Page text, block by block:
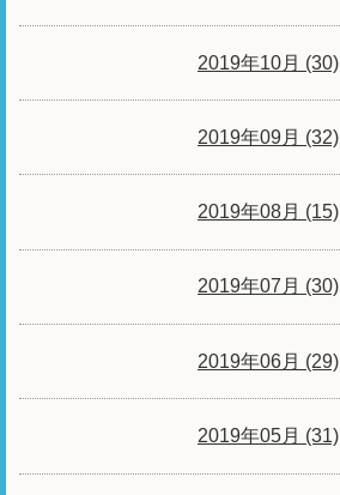
2019年10月 (30)
2019年09月 (32)
2019年08月 (15)
2019年07月 (30)
2019年06月 (29)
2019年05月 (31)